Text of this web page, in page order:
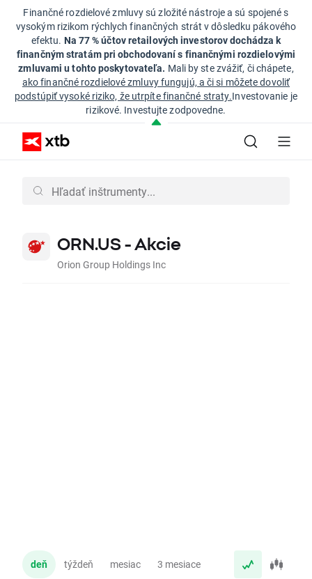
Finančné rozdielové zmluvy sú zložité nástroje a sú spojené s
vysokým rizikom rýchlych finančných strát v dôsledku pákového
efektu. Na 77 % účtov retailových investorov dochádza k
finančným stratám pri obchodovaní s finančnými rozdielovými
zmluvami u tohto poskytovateľa. Mali by ste zvážiť, či chápete,
ako finančné rozdielové zmluvy fungujú, a či si môžete dovoliť
podstúpiť vysoké riziko, že utrpíte finančné straty.Investovanie je
rizikové. Investujte zodpovedne.
ORN.US - Akcie
Orion Group Holdings Inc
deň týždeň mesiac 3 mesiace